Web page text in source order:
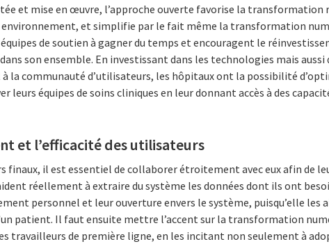
et mise en œuvre, l’approche ouverte favorise la transformation
environnement, et simplifie par le fait même la transformation
de soutien à gagner du temps et encouragent le
son ensemble. En investissant dans les technologies mais aussi
la communauté d’utilisateurs, les hôpitaux ont la possibilité
leurs équipes de soins cliniques en leur donnant accès à des
et l’efficacité des utilisateurs
finaux, il est essentiel de collaborer étroitement avec eux afin de
réellement à extraire du système les données dont ils ont
personnel et leur ouverture envers le système, puisqu’elle les
patient. Il faut ensuite mettre l’accent sur la transformation
travailleurs de première ligne, en les incitant non seulement à